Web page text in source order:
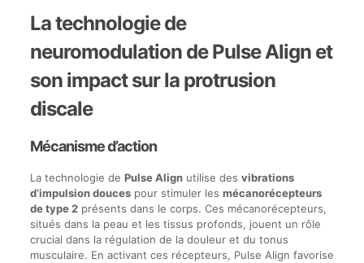
La technologie de
neuromodulation de Pulse Align et
son impact sur la protrusion
discale
Mécanisme d’action
La technologie de Pulse Alignutilise des vibrations
d’impulsion doucespour stimuler les mécanorécepteurs
de type 2présents dans le corps. Ces mécanorécepteurs,
situés dans la peau et les tissus profonds, jouent un rôle
crucial dans la régulation de la douleur et du tonus
musculaire. En activant ces récepteurs, Pulse Align favorise